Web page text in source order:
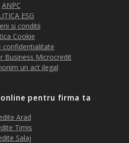
ANPC
ESG
si conditii
Cookie
confidentialitate
Business Microcredit
un act ilegal
pentru firma ta
Arad
Timis
Salaj